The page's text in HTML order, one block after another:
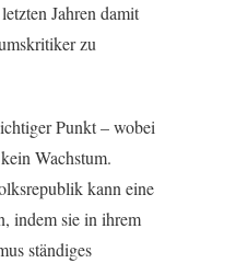
Jahren damit
zu
Punkt – wobei
Wachstum.
kann eine
indem sie in ihrem
ständiges